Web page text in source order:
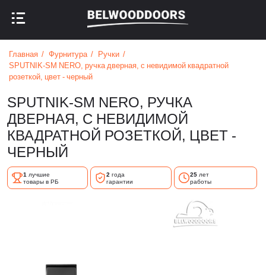
НАЗАД В МЕНЮ
НАЗАД В МЕНЮ
Главная Фурнитура
Ручки
SPUTNIK-SM NERO, ручка дверная, с невидимой квадратной
розеткой, цвет - черный
SPUTNIK-SM NERO, РУЧКА
ДВЕРНАЯ, С НЕВИДИМОЙ
КВАДРАТНОЙ РОЗЕТКОЙ, ЦВЕТ -
ЧЕРНЫЙ
1 лучшие
товары в РБ
2 года
гарантии
25лет
работы